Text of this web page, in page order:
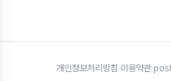
개인정보처리방침 ·이용약관·